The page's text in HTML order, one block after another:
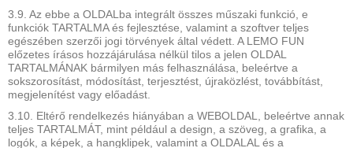
3.9. Az ebbe a OLDALba integrált összes műszaki funkció, e
funkciók TARTALMA és fejlesztése, valamint a szoftver teljes
egészében szerzői jogi törvények által védett. A LEMO FUN
előzetes írásos hozzájárulása nélkül tilos a jelen OLDAL
TARTALMÁNAK bármilyen más felhasználása, beleértve a
sokszorosítást, módosítást, terjesztést, újraközlést, továbbítást,
megjelenítést vagy előadást.
3.10. Eltérő rendelkezés hiányában a WEBOLDAL, beleértve annak
teljes TARTALMÁT, mint például a design, a szöveg, a grafika, a
logók, a képek, a hangklipek, valamint a OLDALAL és a